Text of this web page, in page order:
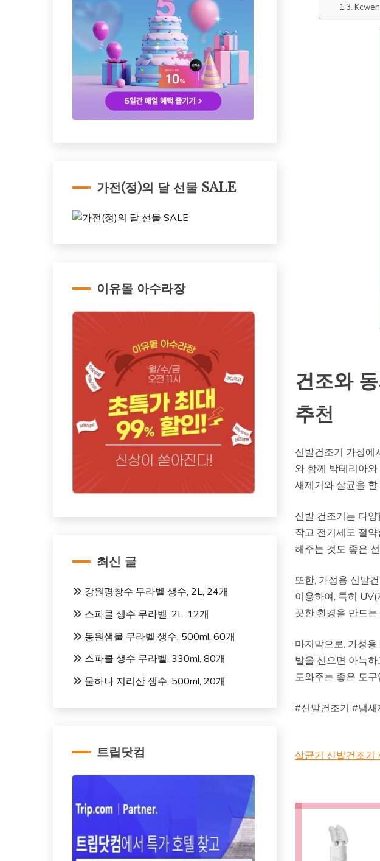
Kcwen
건조와
추천
신발건조기 가정에
와 함께 박테리아
새제거와 살균을 할
신발 건조기는 다
작고 전기세도 절
해주는 것도 좋은
또한, 가정용 신발
이용하여, 특히
끗한 환경을 만드
마지막으로, 가정
발을 신으면 아늑
도와주는 좋은 도구
#신발건조기 #냄
살균기 신발건조기
가전(정)의 달 선물 SALE
이유몰 아수라장
최신 글
강원평창수 무라벨 생수, 2L, 24개
스파클 생수 무라벨, 2L, 12개
동원샘물 무라벨 생수, 500ml, 60개
스파클 생수 무라벨, 330ml, 80개
물하나 지리산 생수, 500ml, 20개
트립닷컴